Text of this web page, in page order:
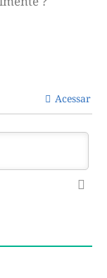
Acessar